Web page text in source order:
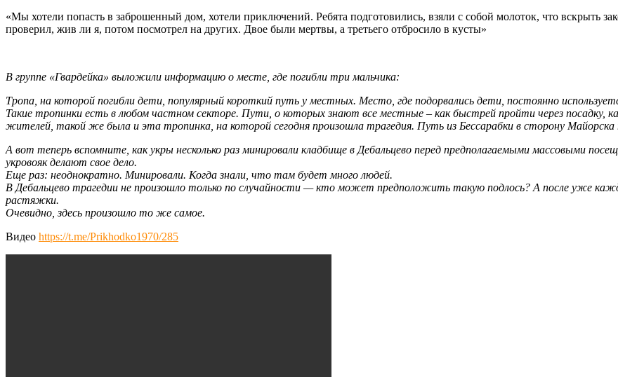
«Мы хотели попасть в заброшенный дом, хотели приключений. Ребята подготовились, взяли с собой молоток, что вскрыть
проверил, жив ли я, потом посмотрел на других. Двое были мертвы, а третьего отбросило в кусты»
В группе «Гвардейка» выложили информацию о месте, где погибли три мальчика:
Тропа, на которой погибли дети, популярный короткий путь у местных. Место, где подорвались дети, постоянно
Такие тропинки есть в любом частном секторе. Пути, о которых знают все местные – как быстрей пройти через посадку,
жителей, такой же была и эта тропинка, на которой сегодня произошла трагедия. Путь из Бессарабки в сторону
А вот теперь вспомните, как укры несколько раз минировали кладбище в Дебальцево перед предполагаемыми массовыми
укровояк делают свое дело.
Еще раз: неоднократно. Минировали. Когда знали, что там будет много людей.
В Дебальцево трагедии не произошло только по случайности — кто может предположить такую подлось? А после уже
растяжки.
Очевидно, здесь произошло то же самое.
Видео https://t.me/Prikhodko1970/285